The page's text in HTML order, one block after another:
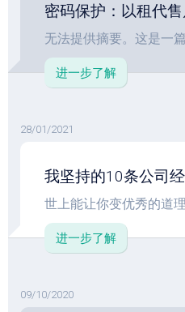
密码保护：以租代
无法提供摘要。这是一
进一步了解
28/01/2021
我坚持的10条公司
世上能让你变优秀的道理
进一步了解
09/10/2020